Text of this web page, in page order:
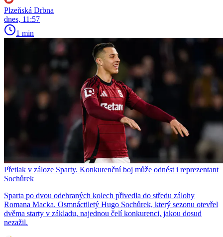
Plzeňská Drbna
dnes, 11:57
1 min
Přetlak v záloze Sparty. Konkurenční boj může odnést i reprezentant
Sochůrek
Sparta po dvou odehraných kolech přivedla do středu zálohy
Romana Macka. Osmnáctiletý Hugo Sochůrek, který sezonu otevřel
dvěma starty v základu, najednou čelí konkurenci, jakou dosud
nezažil.